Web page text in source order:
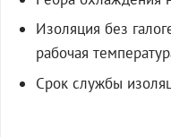
Изоляция без
рабочая
Срок службы